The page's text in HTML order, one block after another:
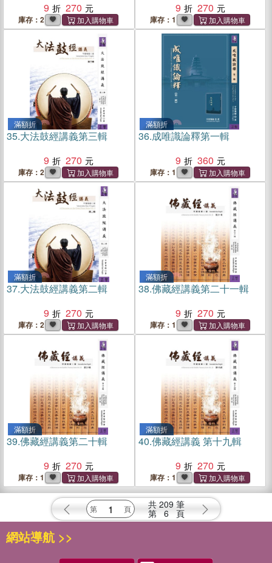
9
270
庫存：2
9
270
庫存：1
滿額折
35.大法鼓經講義第三輯
9
270
庫存：2
滿額折
36.成唯識論釋第一輯
9
360
庫存：1
滿額折
37.大法鼓經講義第二輯
9
270
庫存：2
滿額折
38.佛藏經講義第二十一輯
9
270
庫存：1
滿額折
39.佛藏經講義第二十輯
9
270
庫存：1
滿額折
40.佛藏經講義 第十九輯
9
270
庫存：1
共 209 筆
第 6 頁
網站導航 >>